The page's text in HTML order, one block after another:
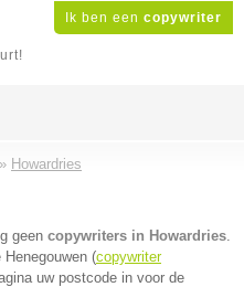
Ik ben een copywriter
» Howardries
geen copywriters in Howardries.
(copywriter
uw postcode in voor de